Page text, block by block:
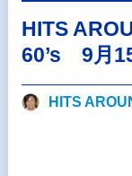
HITS
60’s 9月
HITS